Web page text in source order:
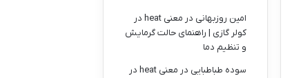
امین روزبهانی در
معنی heat در
کولر گازی | راهنمای حالت گرمایش
و تنظیم دما
سوده طباطبایی در
معنی heat در